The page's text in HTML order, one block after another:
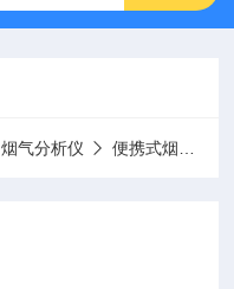
烟气分析仪 便携式烟气分析仪